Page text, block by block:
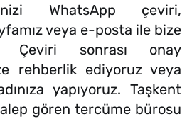
WhatsApp çeviri,
veya e-posta ile bize
Çeviri sonrası onay
rehberlik ediyoruz veya
yapıyoruz. Taşkent
gören tercüme bürosu